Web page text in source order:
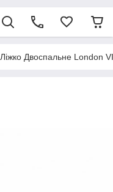
Ліжко Двоспальне London